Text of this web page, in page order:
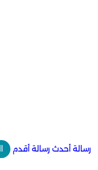
رسالة أحدث رسالة أقدم